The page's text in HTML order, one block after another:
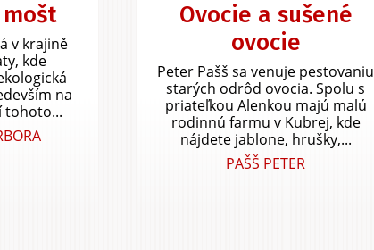
v krajině
kde
na
tohoto...
Ovocie a sušené
ovocie
Peter Pašš sa venuje pestovaniu
starých odrôd ovocia. Spolu s
priateľkou Alenkou majú malú
rodinnú farmu v Kubrej, kde
nájdete jablone, hrušky,...
PAŠŠ PETER